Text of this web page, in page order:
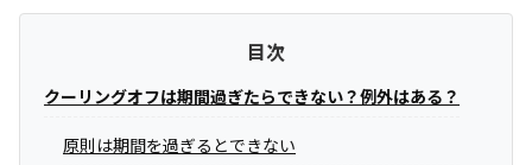
目次
クーリングオフは期間過ぎたらできない？例外はある？
原則は期間を過ぎるとできない